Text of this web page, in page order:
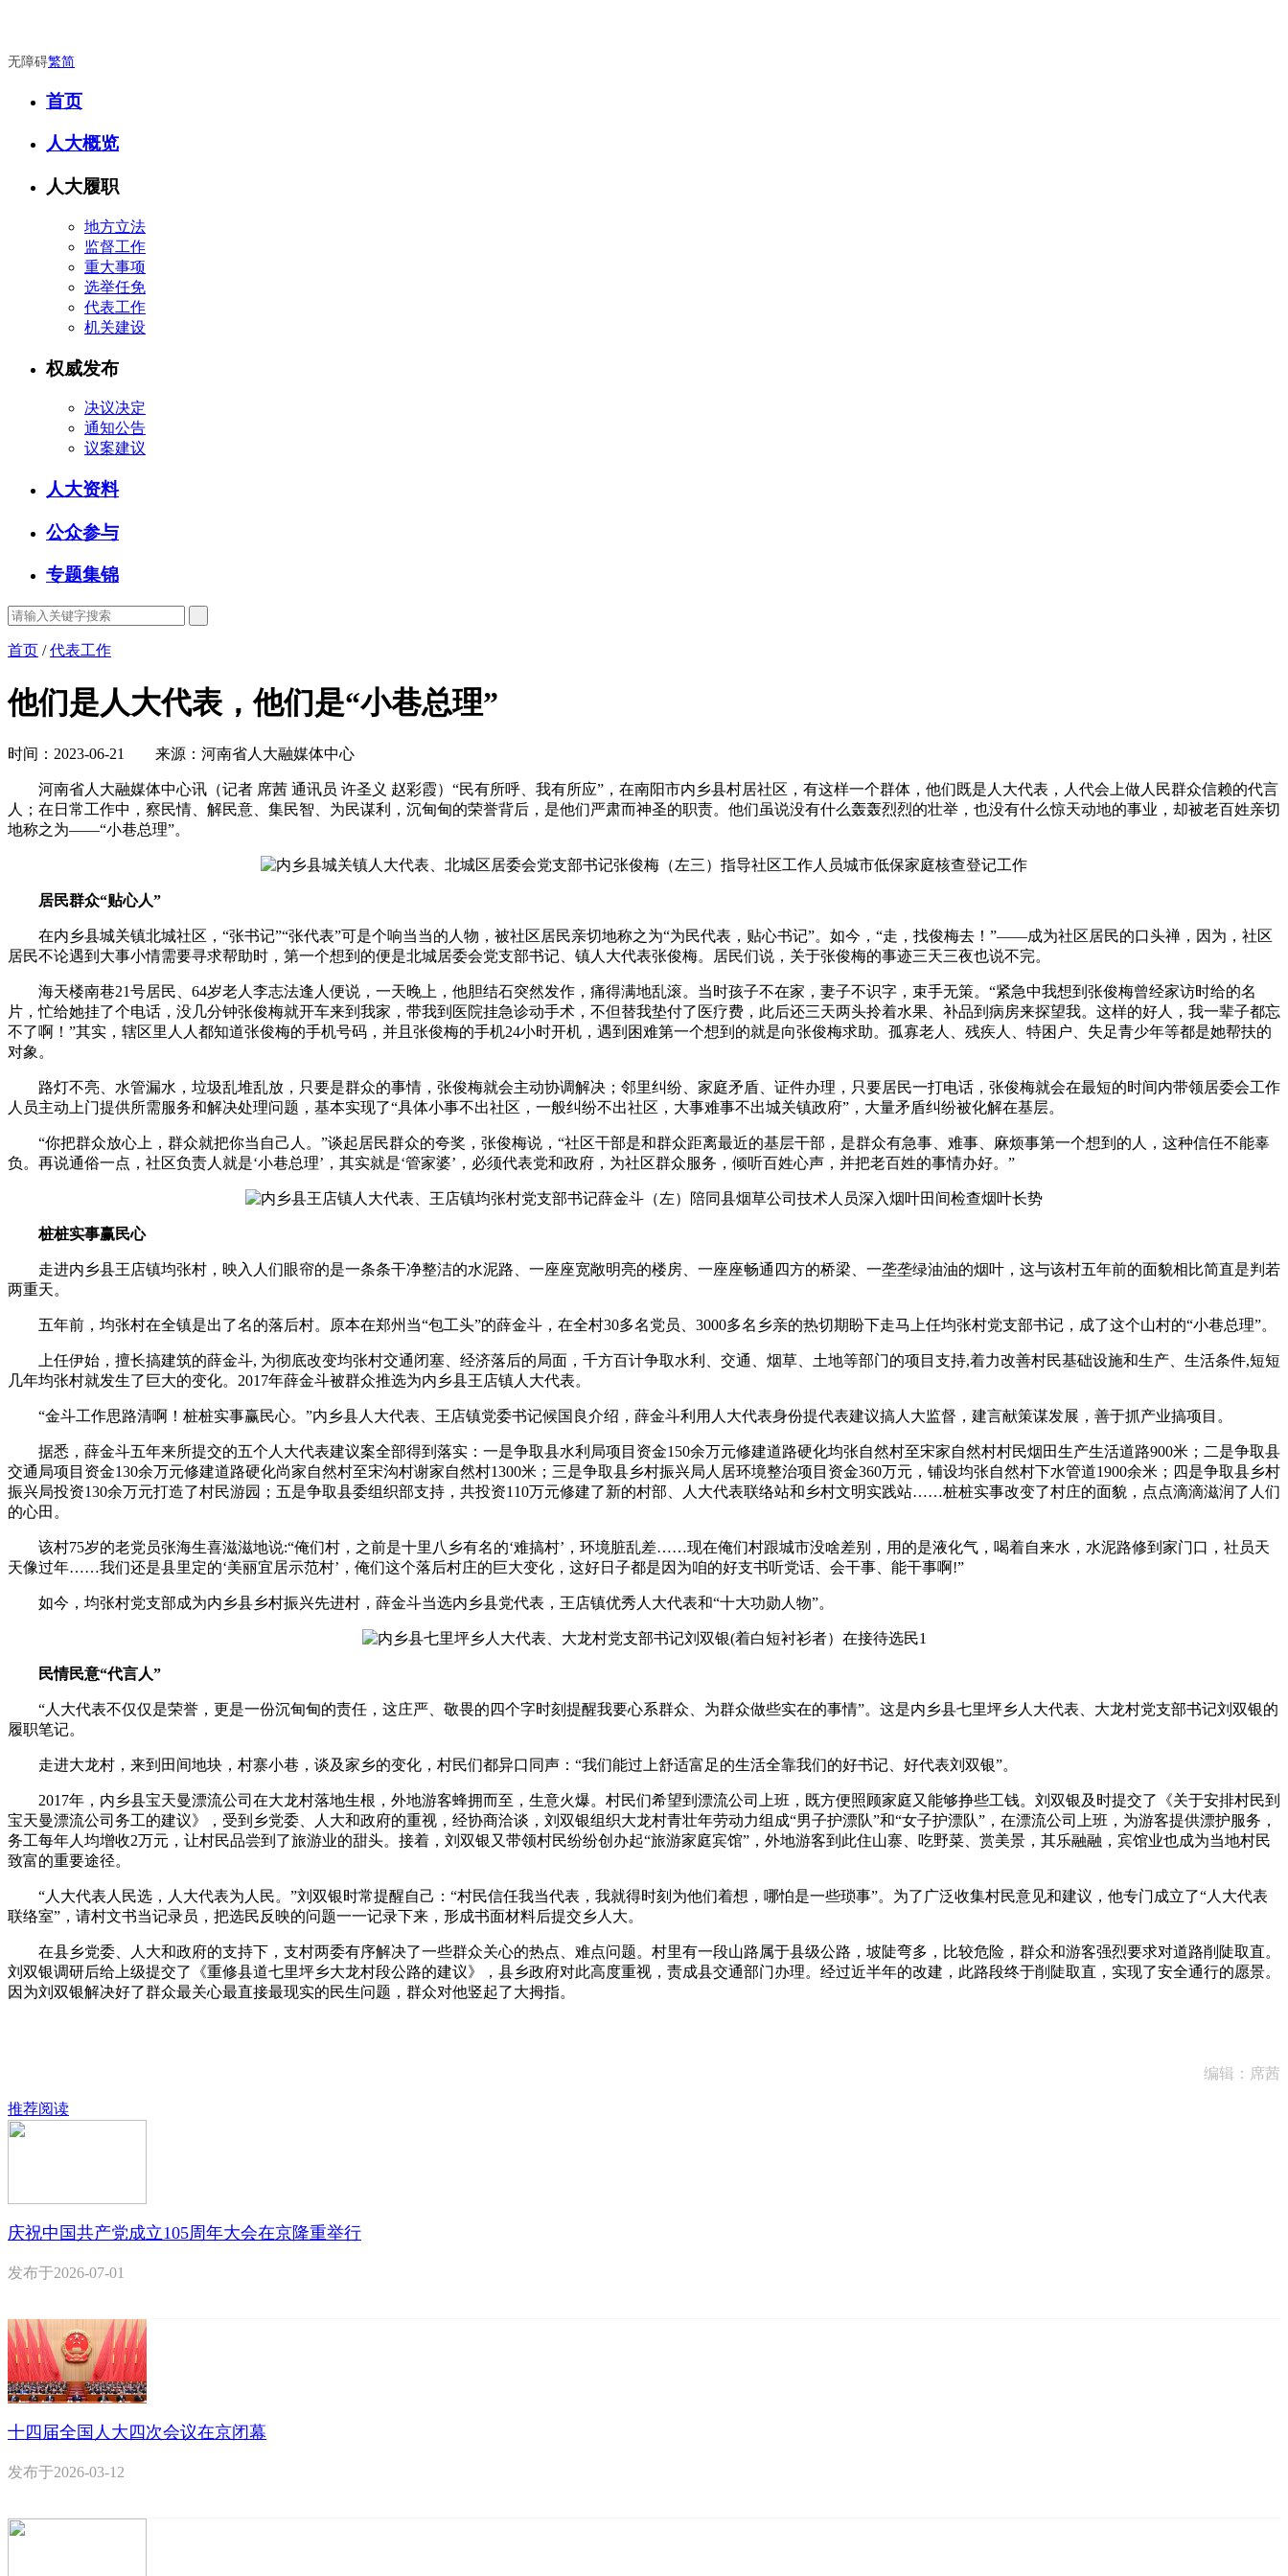
无障碍繁简
首页
人大概览
人大履职
地方立法
监督工作
重大事项
选举任免
代表工作
机关建设
权威发布
决议决定
通知公告
议案建议
人大资料
公众参与
专题集锦
首页 /代表工作
他们是人大代表，他们是“小巷总理”
时间：2023-06-21 来源：河南省人大融媒体中心
河南省人大融媒体中心讯（记者 席茜 通讯员 许圣义 赵彩霞）“民有所呼、我有所应”，在南阳市内乡县村居社区，有这样一个群体，他们既是人大代表，人代会上做人民群众信赖的代言
人；在日常工作中，察民情、解民意、集民智、为民谋利，沉甸甸的荣誉背后，是他们严肃而神圣的职责。他们虽说没有什么轰轰烈烈的壮举，也没有什么惊天动地的事业，却被老百姓亲切
地称之为——“小巷总理”。
居民群众“贴心人”
在内乡县城关镇北城社区，“张书记”“张代表”可是个响当当的人物，被社区居民亲切地称之为“为民代表，贴心书记”。如今，“走，找俊梅去！”——成为社区居民的口头禅，因为，社区
居民不论遇到大事小情需要寻求帮助时，第一个想到的便是北城居委会党支部书记、镇人大代表张俊梅。居民们说，关于张俊梅的事迹三天三夜也说不完。
海天楼南巷21号居民、64岁老人李志法逢人便说，一天晚上，他胆结石突然发作，痛得满地乱滚。当时孩子不在家，妻子不识字，束手无策。“紧急中我想到张俊梅曾经家访时给的名
片，忙给她挂了个电话，没几分钟张俊梅就开车来到我家，带我到医院挂急诊动手术，不但替我垫付了医疗费，此后还三天两头拎着水果、补品到病房来探望我。这样的好人，我一辈子都忘
不了啊！”其实，辖区里人人都知道张俊梅的手机号码，并且张俊梅的手机24小时开机，遇到困难第一个想到的就是向张俊梅求助。孤寡老人、残疾人、特困户、失足青少年等都是她帮扶的
对象。
路灯不亮、水管漏水，垃圾乱堆乱放，只要是群众的事情，张俊梅就会主动协调解决；邻里纠纷、家庭矛盾、证件办理，只要居民一打电话，张俊梅就会在最短的时间内带领居委会工作
人员主动上门提供所需服务和解决处理问题，基本实现了“具体小事不出社区，一般纠纷不出社区，大事难事不出城关镇政府”，大量矛盾纠纷被化解在基层。
“你把群众放心上，群众就把你当自己人。”谈起居民群众的夸奖，张俊梅说，“社区干部是和群众距离最近的基层干部，是群众有急事、难事、麻烦事第一个想到的人，这种信任不能辜
负。再说通俗一点，社区负责人就是‘小巷总理’，其实就是‘管家婆’，必须代表党和政府，为社区群众服务，倾听百姓心声，并把老百姓的事情办好。”
桩桩实事赢民心
走进内乡县王店镇均张村，映入人们眼帘的是一条条干净整洁的水泥路、一座座宽敞明亮的楼房、一座座畅通四方的桥梁、一垄垄绿油油的烟叶，这与该村五年前的面貌相比简直是判若
两重天。
五年前，均张村在全镇是出了名的落后村。原本在郑州当“包工头”的薛金斗，在全村30多名党员、3000多名乡亲的热切期盼下走马上任均张村党支部书记，成了这个山村的“小巷总理”。
上任伊始，擅长搞建筑的薛金斗, 为彻底改变均张村交通闭塞、经济落后的局面，千方百计争取水利、交通、烟草、土地等部门的项目支持,着力改善村民基础设施和生产、生活条件,短短
几年均张村就发生了巨大的变化。2017年薛金斗被群众推选为内乡县王店镇人大代表。
“金斗工作思路清啊！桩桩实事赢民心。”内乡县人大代表、王店镇党委书记候国良介绍，薛金斗利用人大代表身份提代表建议搞人大监督，建言献策谋发展，善于抓产业搞项目。
据悉，薛金斗五年来所提交的五个人大代表建议案全部得到落实：一是争取县水利局项目资金150余万元修建道路硬化均张自然村至宋家自然村村民烟田生产生活道路900米；二是争取县
交通局项目资金130余万元修建道路硬化尚家自然村至宋沟村谢家自然村1300米；三是争取县乡村振兴局人居环境整治项目资金360万元，铺设均张自然村下水管道1900余米；四是争取县乡村
振兴局投资130余万元打造了村民游园；五是争取县委组织部支持，共投资110万元修建了新的村部、人大代表联络站和乡村文明实践站……桩桩实事改变了村庄的面貌，点点滴滴滋润了人们
的心田。
该村75岁的老党员张海生喜滋滋地说:“俺们村，之前是十里八乡有名的‘难搞村’，环境脏乱差……现在俺们村跟城市没啥差别，用的是液化气，喝着自来水，水泥路修到家门口，社员天
天像过年……我们还是县里定的‘美丽宜居示范村’，俺们这个落后村庄的巨大变化，这好日子都是因为咱的好支书听党话、会干事、能干事啊!”
如今，均张村党支部成为内乡县乡村振兴先进村，薛金斗当选内乡县党代表，王店镇优秀人大代表和“十大功勋人物”。
民情民意“代言人”
“人大代表不仅仅是荣誉，更是一份沉甸甸的责任，这庄严、敬畏的四个字时刻提醒我要心系群众、为群众做些实在的事情”。这是内乡县七里坪乡人大代表、大龙村党支部书记刘双银的
履职笔记。
走进大龙村，来到田间地块，村寨小巷，谈及家乡的变化，村民们都异口同声：“我们能过上舒适富足的生活全靠我们的好书记、好代表刘双银”。
2017年，内乡县宝天曼漂流公司在大龙村落地生根，外地游客蜂拥而至，生意火爆。村民们希望到漂流公司上班，既方便照顾家庭又能够挣些工钱。刘双银及时提交了《关于安排村民到
宝天曼漂流公司务工的建议》，受到乡党委、人大和政府的重视，经协商洽谈，刘双银组织大龙村青壮年劳动力组成“男子护漂队”和“女子护漂队”，在漂流公司上班，为游客提供漂护服务，
务工每年人均增收2万元，让村民品尝到了旅游业的甜头。接着，刘双银又带领村民纷纷创办起“旅游家庭宾馆”，外地游客到此住山寨、吃野菜、赏美景，其乐融融，宾馆业也成为当地村民
致富的重要途径。
“人大代表人民选，人大代表为人民。”刘双银时常提醒自己：“村民信任我当代表，我就得时刻为他们着想，哪怕是一些琐事”。为了广泛收集村民意见和建议，他专门成立了“人大代表
联络室”，请村文书当记录员，把选民反映的问题一一记录下来，形成书面材料后提交乡人大。
在县乡党委、人大和政府的支持下，支村两委有序解决了一些群众关心的热点、难点问题。村里有一段山路属于县级公路，坡陡弯多，比较危险，群众和游客强烈要求对道路削陡取直。
刘双银调研后给上级提交了《重修县道七里坪乡大龙村段公路的建议》，县乡政府对此高度重视，责成县交通部门办理。经过近半年的改建，此路段终于削陡取直，实现了安全通行的愿景。
因为刘双银解决好了群众最关心最直接最现实的民生问题，群众对他竖起了大拇指。
编辑：席茜
推荐阅读
庆祝中国共产党成立105周年大会在京隆重举行
发布于2026-07-01
十四届全国人大四次会议在京闭幕
发布于2026-03-12